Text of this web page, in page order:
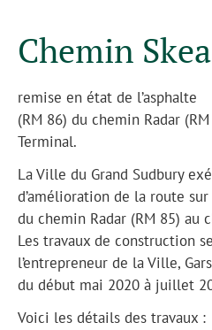
Chemin
remise en état de l’asphalte
(RM 86) du chemin Radar
Terminal.
La Ville du Grand Sudbury
d’amélioration de la route
du chemin Radar (RM 85) au
Les travaux de construction
l’entrepreneur de la Ville,
du début mai 2020 à juillet
Voici les détails des travaux :